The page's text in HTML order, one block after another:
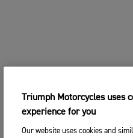
Triumph Motorcycles uses
experience for you
Our website uses cookies and